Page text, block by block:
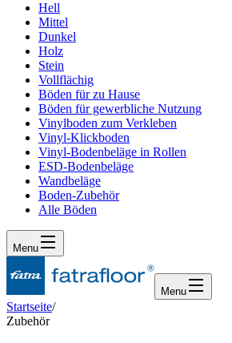
Hell
Mittel
Dunkel
Holz
Stein
Vollflächig
Böden für zu Hause
Böden für gewerbliche Nutzung
Vinylboden zum Verkleben
Vinyl-Klickboden
Vinyl-Bodenbeläge in Rollen
ESD-Bodenbeläge
Wandbeläge
Boden-Zubehör
Alle Böden
Menu
Menu
Startseite/
Zubehör